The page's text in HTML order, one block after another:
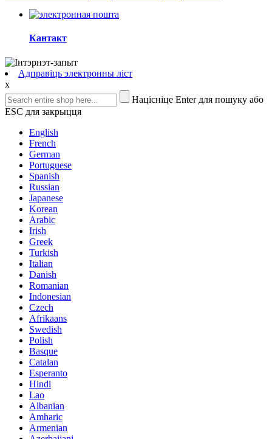
Кантакт
Адправіць электронны ліст
x
Націсніце Enter для пошуку або
ESC для закрыцця
English
French
German
Portuguese
Spanish
Russian
Japanese
Korean
Arabic
Irish
Greek
Turkish
Italian
Danish
Romanian
Indonesian
Czech
Afrikaans
Swedish
Polish
Basque
Catalan
Esperanto
Hindi
Lao
Albanian
Amharic
Armenian